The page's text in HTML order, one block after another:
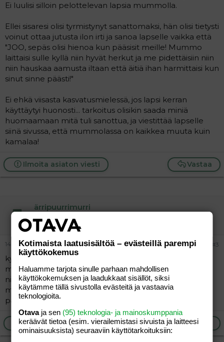
Ei luulisi silloin pelottelevan lapsia mummolla.
Ellei sisaresi olisi tyrmistynyt sanattomaksi, hän olisi tietysti
voinut ottaa jutusta ilon irti ja sanoa lapselle vaikka että
"JOO, sepäs olisi hienoa kun pääsisit meille! Mummo
laittaisi sulle kyllä niin hyvät herkut ja me pidettäisiin niin
niin hauskaa aamusta iltaan että äitiä ihan harmittaisi kun
sinut sinne päästi!"
Ei ehkä viisasta kasvatusmielessä, jos lapsi kerran
käyttäytyi huonosti... tarkoitus olisikin saada miniä
huomaamaan mitä tuli sanottua, ja viestittää lapselle
siinä sivussa, että mummolassa on kaikkea muuta kuin
kamalaa!
Vastaa
Ilmoita asiaton viesti
ärripuurrimurri
Jäsen
14.02.2005 #3
kyllä tuo mummolla pelottelu on aika törkeää sitä
mummoa kohtaan, sillä jos hän ei mitenkään ilkeä ole
niin lapsi oppii pelkäämään.
meillä tytölle sanotaan että saa luvan mennä
parvekkeelle jäähylle jos ei ala totella...
Vastaa
Ilmoita asiaton viesti
Kotimaista laatusisältöä – evästeillä parempi
käyttökokemus
Haluamme tarjota sinulle parhaan mahdollisen
käyttökokemuksen ja laadukkaat sisällöt, siksi
käytämme tällä sivustolla evästeitä ja vastaavia
teknologioita.
Otavaja sen (95) teknologia- ja mainoskumppania
keräävät tietoa (esim. vierailemis­tasi sivuista ja laitteesi
ominaisuuk­sista) seuraaviin käyttötarkoituksiin: